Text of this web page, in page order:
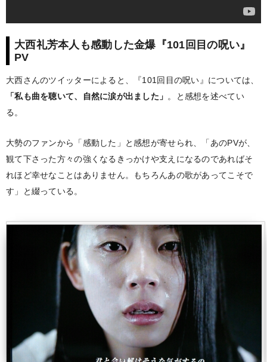
大西礼芳本人も感動した金爆『101回目の呪い』
PV
大西さんのツイッターによると、『101回目の呪い』については、
「私も曲を聴いて、自然に涙が出ました」 。と感想を述べてい
る。
大勢のファンから「感動した」と感想が寄せられ、「あのPVが、
観て下さった方々の強くなるきっかけや支えになるのであればそ
れほど幸せなことはありません。もちろんあの歌があってこそで
す」と綴っている。